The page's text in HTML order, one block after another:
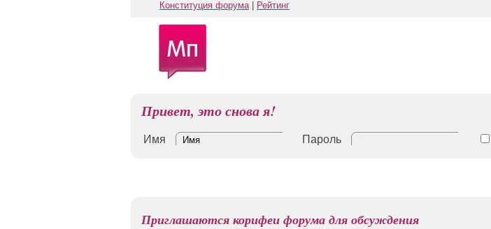
Конституция форума| Рейтинг
Привет, это снова я!
Имя Пароль
Приглашаются корифеи форума для обсуждения